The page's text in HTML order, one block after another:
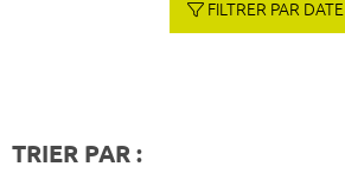
FILTRER PAR DATE
TRIER PAR :